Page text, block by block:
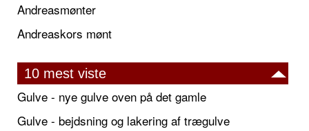
Andreasmønter
Andreaskors mønt
10 mest viste
Gulve - nye gulve oven på det gamle
Gulve - bejdsning og lakering af trægulve